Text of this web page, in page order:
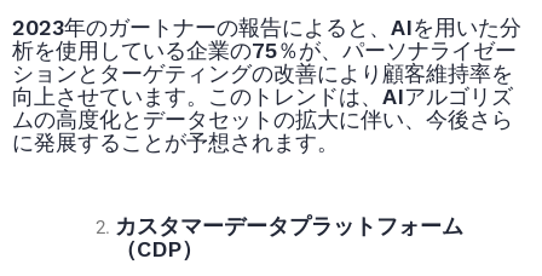
2023年のガートナーの報告によると、AIを用いた分
析を使用している企業の75％が、パーソナライゼー
ションとターゲティングの改善により顧客維持率を
向上させています。このトレンドは、AIアルゴリズ
ムの高度化とデータセットの拡大に伴い、今後さら
に発展することが予想されます。
カスタマーデータプラットフォーム
（CDP）